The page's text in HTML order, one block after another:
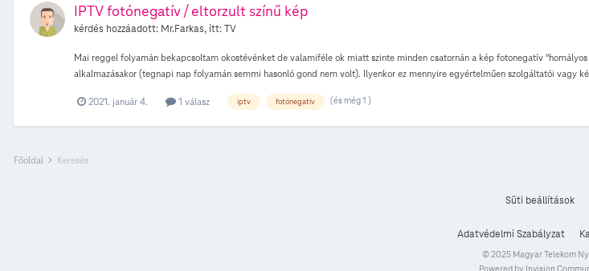
IPTV fotónegatív / eltorzult színű kép
kérdés hozzáadott: Mr.Farkas, itt:TV
Mai reggel folyamán bekapcsoltam okostévénket de valamiféle ok miatt szinte minden csatornán a kép fotonegatív
alkalmazásakor (tegnapi nap folyamán semmi hasonló gond nem volt). Ilyenkor ez mennyire egyértelműen szolgáltatói vagy
2021. január 4. 1 válasz iptv fotónegatív (és még 1 )
Főoldal Keresés
Süti beállítások
Adatvédelmi Szabályzat
© 2025 Magyar Telekom
Powered by Invision